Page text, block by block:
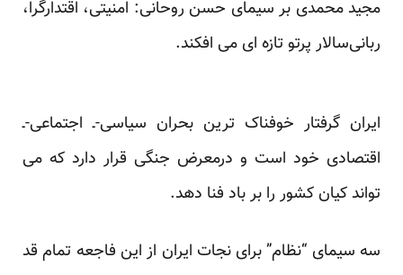
مجید محمدی بر سیمای حسن روحانی: امنیتی، اقتدارگرا،
ربانی‌سالار پرتو تازه ای می افکند.
ایران گرفتار خوفناک ترین بحران سیاسی-ـ اجتماعی-ـ
اقتصادی خود است و درمعرض جنگی قرار دارد که می
تواند کیان کشور را بر باد فنا دهد.
سه سیمای “نظام” برای نجات ایران از این فاجعه تمام قد